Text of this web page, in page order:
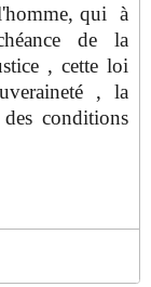
qui à
de la
, cette loi
, la
conditions